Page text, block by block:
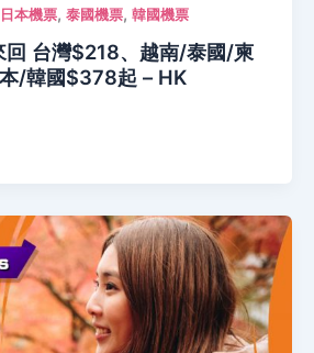
日本機票, 泰國機票, 韓國機票
回 台灣$218、越南/泰國/柬
/韓國$378起 – HK